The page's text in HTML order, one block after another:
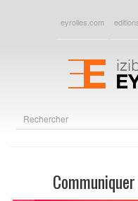
eyrolles.com